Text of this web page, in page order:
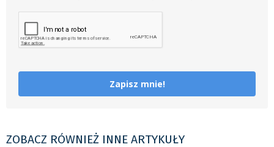
Zapisz mnie!
ZOBACZ RÓWNIEŻ INNE ARTYKUŁY